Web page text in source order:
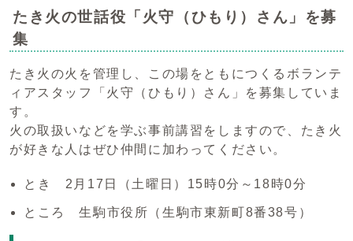
たき火の世話役「火守（ひもり）さん」を募
集
たき火の火を管理し、この場をともにつくるボランテ
ィアスタッフ「火守（ひもり）さん」を募集していま
す。
火の取扱いなどを学ぶ事前講習をしますので、たき火
が好きな人はぜひ仲間に加わってください。
とき 2月17日（土曜日）15時0分～18時0分
ところ 生駒市役所（生駒市東新町8番38号）